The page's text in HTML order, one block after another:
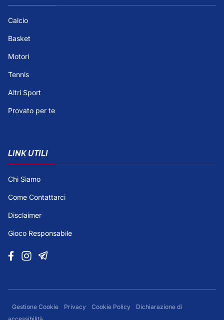
Calcio
Basket
Motori
Tennis
Altri Sport
Provato per te
LINK UTILI
Chi Siamo
Come Contattarci
Disclaimer
Gioco Responsabile
Gestione Cookie Privacy Cookie Policy
Dichiarazione di